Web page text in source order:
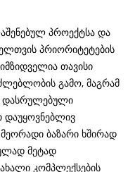
პროექტსა და
პრიორიტეტების
თავისი
გამო, მაგრამ
დასრულებული
დაუყოვნებლივ
ბაზარი ხშირად
მეტად
კომპლექსების